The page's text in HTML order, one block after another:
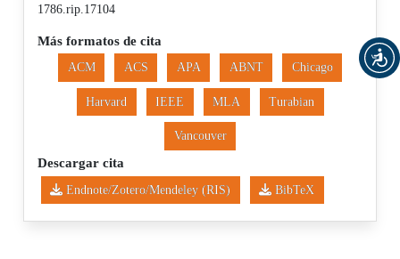
1786.rip.17104
Más formatos de cita
ACM ACS APA ABNT Chicago
Harvard IEEE MLA Turabian
Vancouver
Descargar cita
Endnote/Zotero/Mendeley (RIS) BibTeX